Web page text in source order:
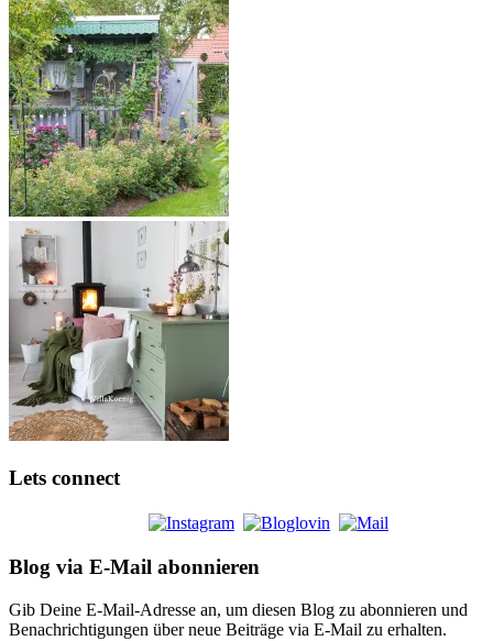
Lets connect
Blog via E-Mail abonnieren
Gib Deine E-Mail-Adresse an, um diesen Blog zu abonnieren und
Benachrichtigungen über neue Beiträge via E-Mail zu erhalten.